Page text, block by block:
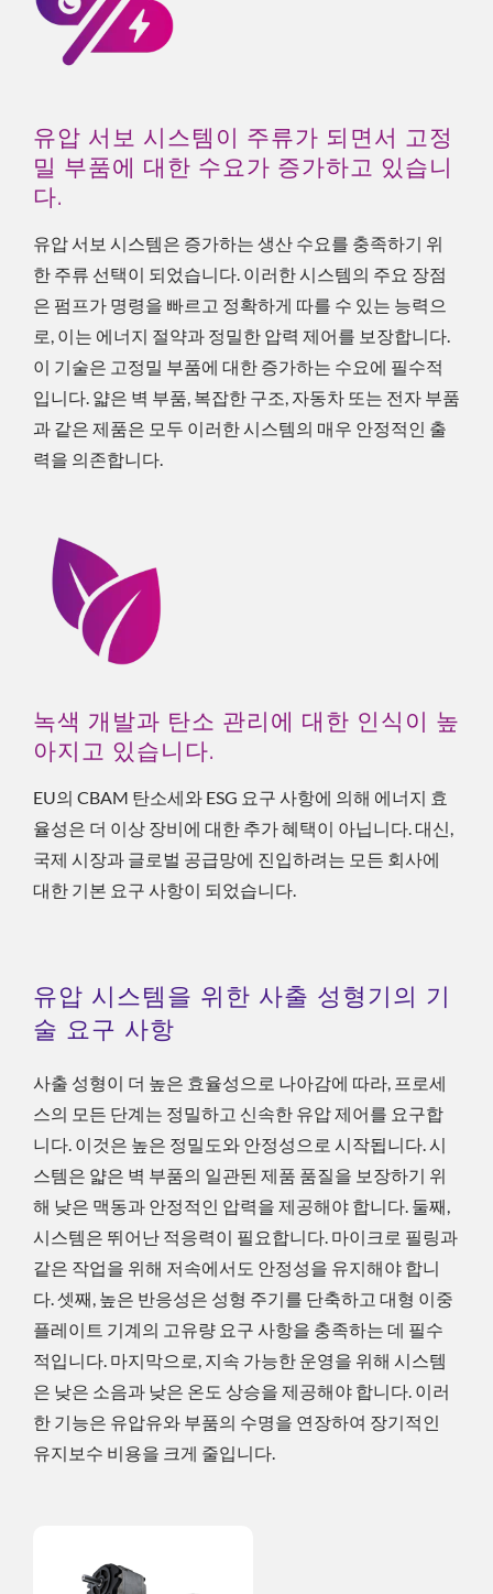
유압 서보 시스템이 주류가 되면서 고정
밀 부품에 대한 수요가 증가하고 있습니
다.
유압 서보 시스템은 증가하는 생산 수요를 충족하기 위
한 주류 선택이 되었습니다. 이러한 시스템의 주요 장점
은 펌프가 명령을 빠르고 정확하게 따를 수 있는 능력으
로, 이는 에너지 절약과 정밀한 압력 제어를 보장합니다.
이 기술은 고정밀 부품에 대한 증가하는 수요에 필수적
입니다. 얇은 벽 부품, 복잡한 구조, 자동차 또는 전자 부품
과 같은 제품은 모두 이러한 시스템의 매우 안정적인 출
력을 의존합니다.
녹색 개발과 탄소 관리에 대한 인식이 높
아지고 있습니다.
EU의 CBAM 탄소세와 ESG 요구 사항에 의해 에너지 효
율성은 더 이상 장비에 대한 추가 혜택이 아닙니다. 대신,
국제 시장과 글로벌 공급망에 진입하려는 모든 회사에
대한 기본 요구 사항이 되었습니다.
유압 시스템을 위한 사출 성형기의 기
술 요구 사항
사출 성형이 더 높은 효율성으로 나아감에 따라, 프로세
스의 모든 단계는 정밀하고 신속한 유압 제어를 요구합
니다. 이것은 높은 정밀도와 안정성으로 시작됩니다. 시
스템은 얇은 벽 부품의 일관된 제품 품질을 보장하기 위
해 낮은 맥동과 안정적인 압력을 제공해야 합니다. 둘째,
시스템은 뛰어난 적응력이 필요합니다. 마이크로 필링과
같은 작업을 위해 저속에서도 안정성을 유지해야 합니
다. 셋째, 높은 반응성은 성형 주기를 단축하고 대형 이중
플레이트 기계의 고유량 요구 사항을 충족하는 데 필수
적입니다. 마지막으로, 지속 가능한 운영을 위해 시스템
은 낮은 소음과 낮은 온도 상승을 제공해야 합니다. 이러
한 기능은 유압유와 부품의 수명을 연장하여 장기적인
유지보수 비용을 크게 줄입니다.